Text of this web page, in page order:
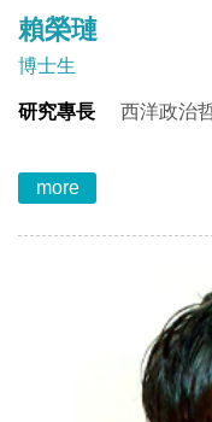
賴榮璉
博士生
研究專長 西洋政治
more